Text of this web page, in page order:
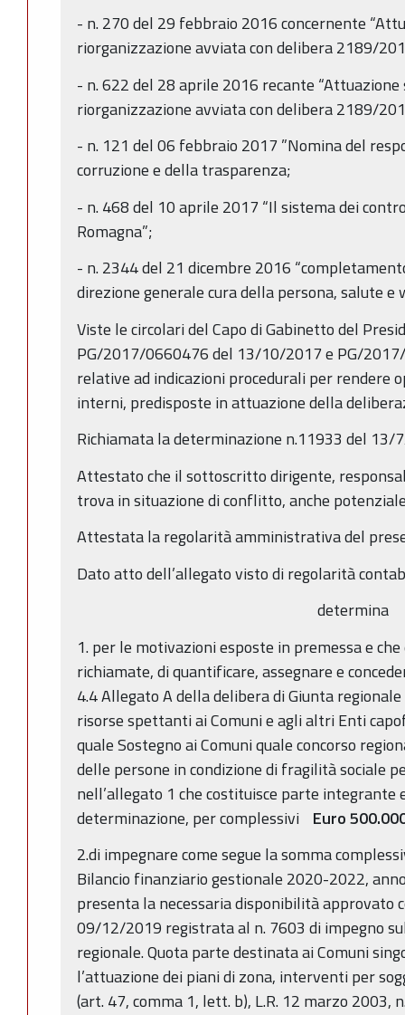
- n. 270 del 29 febbraio 2016 concernente
riorganizzazione avviata con delibera 2189/
- n. 622 del 28 aprile 2016 recante “Attuazione
riorganizzazione avviata con delibera 2189/
- n. 121 del 06 febbraio 2017 ”Nomina del
corruzione e della trasparenza;
- n. 468 del 10 aprile 2017 “Il sistema dei
Romagna”;
- n. 2344 del 21 dicembre 2016
direzione generale cura della persona, salute e
Viste le circolari del Capo di Gabinetto del
PG/2017/0660476 del 13/10/2017 e PG/
relative ad indicazioni procedurali per rendere
interni, predisposte in attuazione della
Richiamata la determinazione n.11933 del 13/
Attestato che il sottoscritto dirigente,
trova in situazione di conflitto, anche
Attestata la regolarità amministrativa del
Dato atto dell’allegato visto di regolarità
determina
1. per le motivazioni esposte in premessa e
richiamate, di quantificare, assegnare e
4.4 Allegato A della delibera di Giunta
risorse spettanti ai Comuni e agli altri Enti
quale Sostegno ai Comuni quale concorso
delle persone in condizione di fragilità sociale
nell’allegato 1 che costituisce parte
determinazione, per complessivi Euro
2.di impegnare come segue la somma
Bilancio finanziario gestionale 2020-2022,
presenta la necessaria disponibilità approvato
09/12/2019 registrata al n. 7603 di impegno
regionale. Quota parte destinata ai Comuni
l’attuazione dei piani di zona, interventi per
(art. 47, comma 1, lett. b), L.R. 12 marzo 2003,